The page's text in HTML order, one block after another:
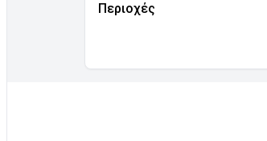
Περιοχές